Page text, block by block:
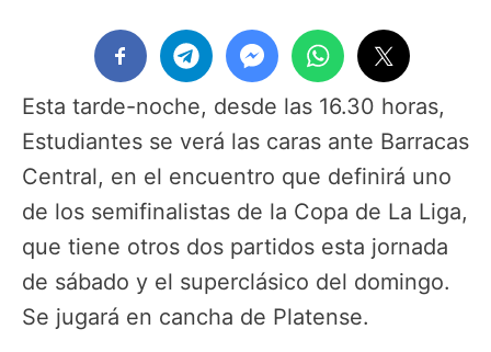
Esta tarde-noche, desde las 16.30 horas,
Estudiantes se verá las caras ante Barracas
Central, en el encuentro que definirá uno
de los semifinalistas de la Copa de La Liga,
que tiene otros dos partidos esta jornada
de sábado y el superclásico del domingo.
Se jugará en cancha de Platense.